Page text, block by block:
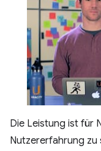
Die Leistung ist für
Nutzererfahrung zu